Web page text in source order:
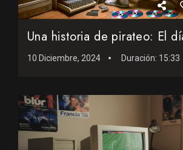
10 Diciembre, 2024 Duración: 15:33